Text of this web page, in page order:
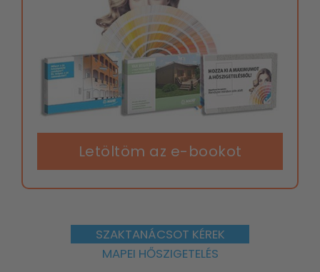
Letöltöm az e-bookot
SZAKTANÁCSOT KÉREK
MAPEI HŐSZIGETELÉS